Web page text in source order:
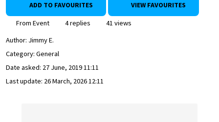
ADD TO FAVOURITES VIEW FAVOURITES
From Event 4 replies
41 views
Author: Jimmy E.
Category: General
Date asked: 27 June, 2019 11:11
Last update: 26 March, 2026 12:11